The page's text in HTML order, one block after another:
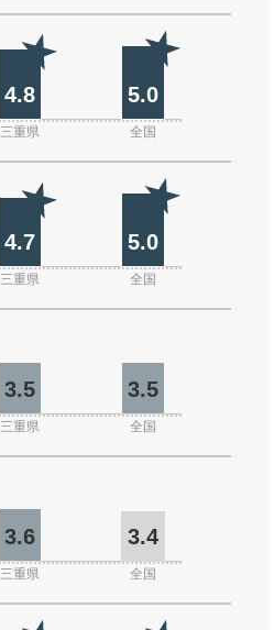
4.8 5.0
三重県 全国
4.7 5.0
三重県 全国
3.5 3.5
三重県 全国
3.6 3.4
三重県 全国